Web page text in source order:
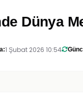
Dünya
1 Şubat 2026 10:54